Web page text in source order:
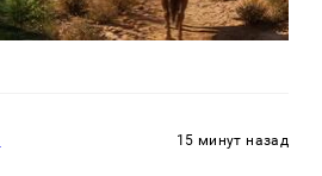
15 минут назад